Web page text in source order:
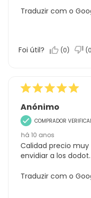
Traduzir com o
Foi útil? (0) (0
Anónimo
COMPRADOR
há 10 anos
Calidad precio
envidiar a los dodot.
Traduzir com o